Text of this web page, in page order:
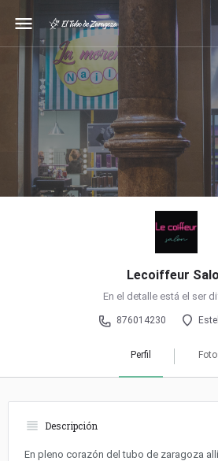
menu
Lecoiffeur
En el detalle está el ser
876014230
Perfil
Descripción
En pleno corazón del tubo de zaragoza